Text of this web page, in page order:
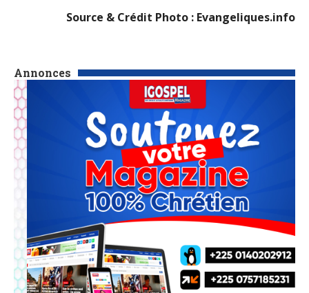
Annonces
Source & Crédit Photo : Evangeliques.info